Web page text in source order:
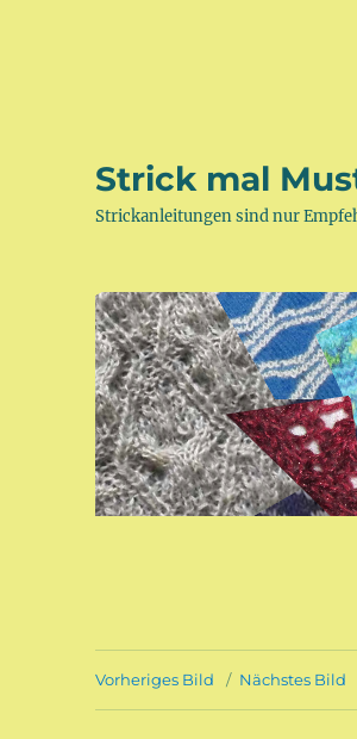
Strick mal
Strickanleitungen sind nur
Vorheriges Bild Nächstes Bild